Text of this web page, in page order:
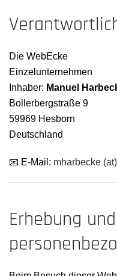
Die WebEcke
Einzelunternehmen
Inhaber: Manuel
Bollerbergstraße 9
59969 Hesborn
Deutschland
📧 E-Mail: mharbecke
Erhebung